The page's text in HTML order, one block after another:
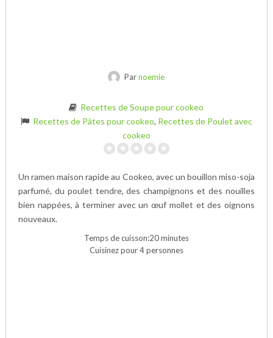
Parnoemie
Recettes de Soupe pour cookeo
Recettes de Pâtes pour cookeo, Recettes de Poulet avec
cookeo
Un ramen maison rapide au Cookeo, avec un bouillon miso-soja
parfumé, du poulet tendre, des champignons et des nouilles
bien nappées, à terminer avec un œuf mollet et des oignons
nouveaux.
Temps de cuisson:20 minutes
Cuisinez pour 4 personnes